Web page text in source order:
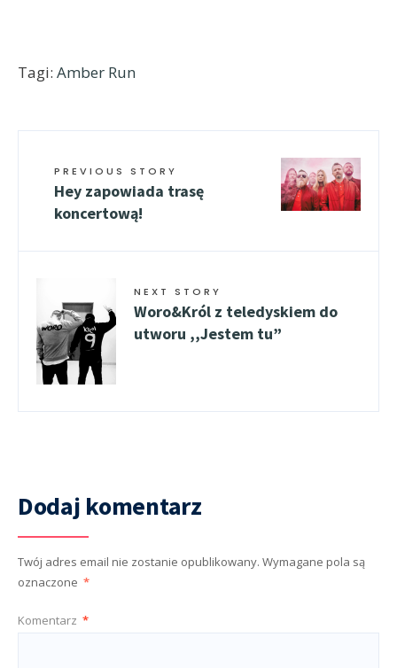
Tagi: Amber Run
PREVIOUS STORY
Hey zapowiada trasę
koncertową!
NEXT STORY
Woro&Król z teledyskiem do
utworu ,,Jestem tu”
Dodaj komentarz
Twój adres email nie zostanie opublikowany. Wymagane pola są
oznaczone *
Komentarz *